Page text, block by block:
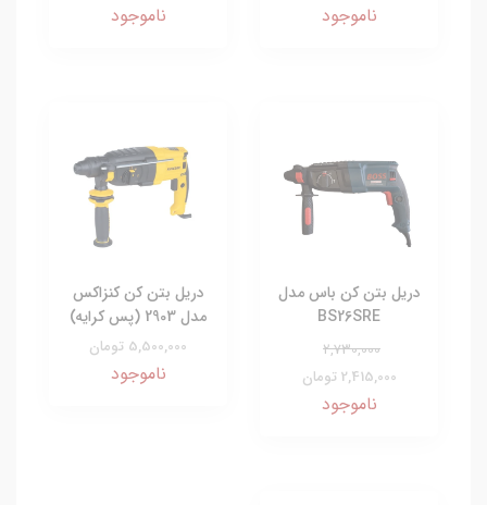
ناموجود ناموجود
دریل بتن کن باس مدل
BS26SRE
2,730,000
2,415,000 تومان
ناموجود
دریل بتن کن کنزاکس
مدل 2903 (پس کرایه)
5,500,000 تومان
ناموجود